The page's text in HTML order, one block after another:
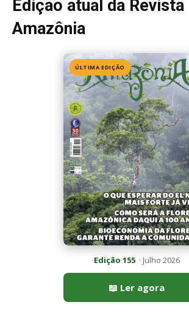
Edição atual da Revista
Amazônia
ÚLTIMA EDIÇÃO
Edição 155· Julho 2026
📖 Ler agora